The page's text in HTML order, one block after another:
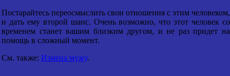
Постарайтесь переосмыслить свои отношения с этим человеком,
и дать ему второй шанс. Очень возможно, что этот человек со
временем станет вашим близким другом, и не раз придет на
помощь в сложный момент.
См. также: Измена мужу.